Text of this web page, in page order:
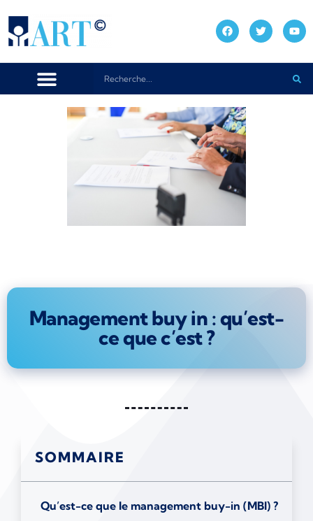
Management buy in : qu’est-
ce que c’est ?
SOMMAIRE
Qu’est-ce que le management buy-in (MBI) ?